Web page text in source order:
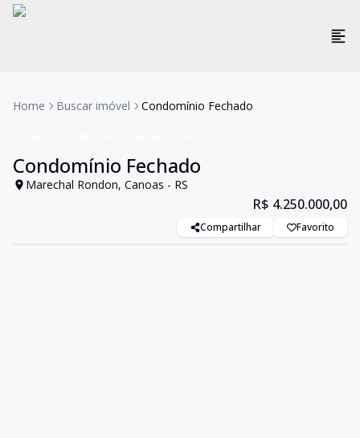
Home Buscar imóvel Condomínio Fechado
Condomínio Fechado
Marechal Rondon, Canoas - RS
R$ 4.250.000,00
Compartilhar Favorito